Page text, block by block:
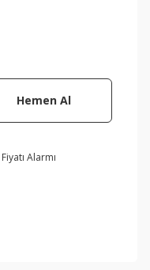
Hemen Al
Fiyatı Alarmı